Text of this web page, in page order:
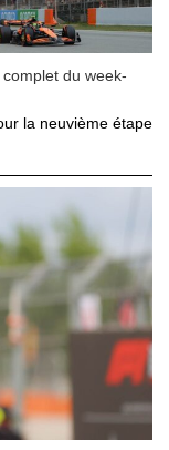
du week-
la neuvième étape